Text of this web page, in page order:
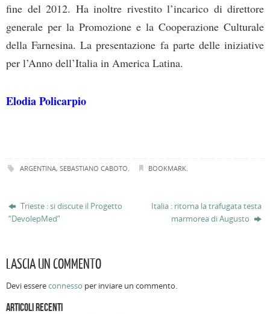
fine del 2012. Ha inoltre rivestito l’incarico di direttore
generale per la Promozione e la Cooperazione Culturale
della Farnesina. La presentazione fa parte delle iniziative
per l’Anno dell’Italia in America Latina.
Elodia Policarpio
ARGENTINA, SEBASTIANO CABOTO BOOKMARK
Trieste : si discute il Progetto
“DevolepMed”
Italia : ritorna la trafugata testa
marmorea di Augusto
LASCIA UN COMMENTO
Devi essereconnesso per inviare un commento.
ARTICOLI RECENTI